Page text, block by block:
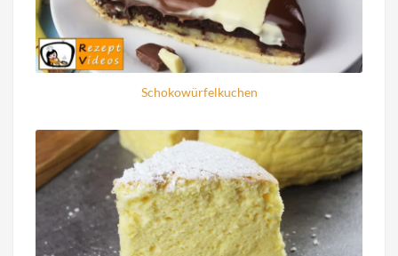
Schokowürfelkuchen